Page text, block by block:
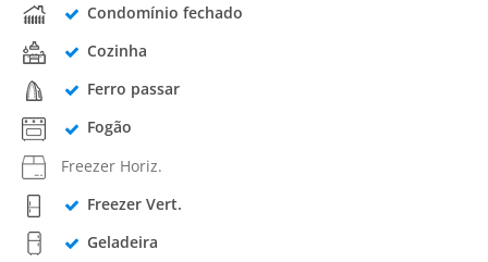
Condomínio fechado
Cozinha
Ferro passar
Fogão
Freezer Horiz.
Freezer Vert.
Geladeira